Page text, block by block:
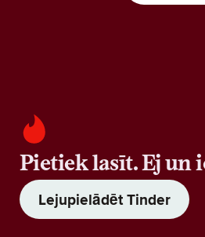
Pietiek lasīt. Ej un
Lejupielādēt Tinder